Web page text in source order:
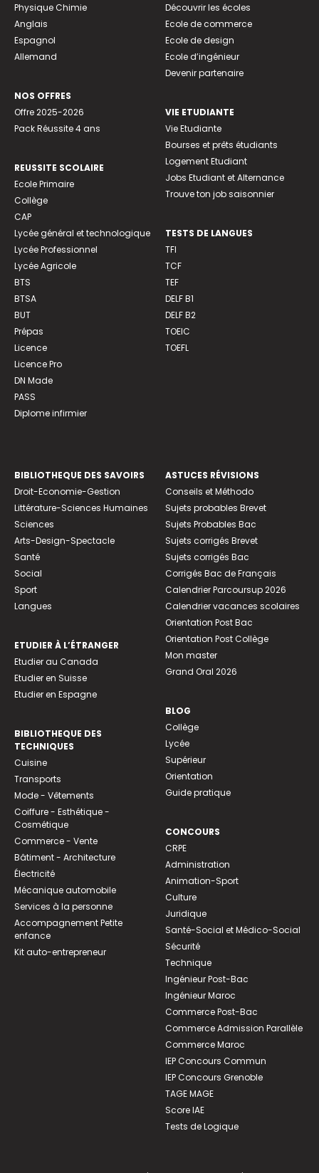
Physique Chimie
Anglais
Espagnol
Allemand
NOS OFFRES
Offre 2025-2026
Pack Réussite 4 ans
REUSSITE SCOLAIRE
Ecole Primaire
Collège
CAP
Lycée général et technologique
Lycée Professionnel
Lycée Agricole
BTS
BTSA
BUT
Prépas
Licence
Licence Pro
DN Made
PASS
Diplome infirmier
Découvrir les écoles
Ecole de commerce
Ecole de design
Ecole d’ingénieur
Devenir partenaire
VIE ETUDIANTE
Vie Etudiante
Bourses et prêts étudiants
Logement Etudiant
Jobs Etudiant et Alternance
Trouve ton job saisonnier
TESTS DE LANGUES
TFI
TCF
TEF
DELF B1
DELF B2
TOEIC
TOEFL
BIBLIOTHEQUE DES SAVOIRS
Droit-Economie-Gestion
Littérature-Sciences Humaines
Sciences
Arts-Design-Spectacle
Santé
Social
Sport
Langues
ETUDIER À L’ÉTRANGER
Etudier au Canada
Etudier en Suisse
Etudier en Espagne
BIBLIOTHEQUE DES
TECHNIQUES
Cuisine
Transports
Mode - Vêtements
Coiffure - Esthétique -
Cosmétique
Commerce - Vente
Bâtiment - Architecture
Électricité
Mécanique automobile
Services à la personne
Accompagnement Petite
enfance
Kit auto-entrepreneur
ASTUCES RÉVISIONS
Conseils et Méthodo
Sujets probables Brevet
Sujets Probables Bac
Sujets corrigés Brevet
Sujets corrigés Bac
Corrigés Bac de Français
Calendrier Parcoursup 2026
Calendrier vacances scolaires
Orientation Post Bac
Orientation Post Collège
Mon master
Grand Oral 2026
BLOG
Collège
Lycée
Supérieur
Orientation
Guide pratique
CONCOURS
CRPE
Administration
Animation-Sport
Culture
Juridique
Santé-Social et Médico-Social
Sécurité
Technique
Ingénieur Post-Bac
Ingénieur Maroc
Commerce Post-Bac
Commerce Admission Parallèle
Commerce Maroc
IEP Concours Commun
IEP Concours Grenoble
TAGE MAGE
Score IAE
Tests de Logique